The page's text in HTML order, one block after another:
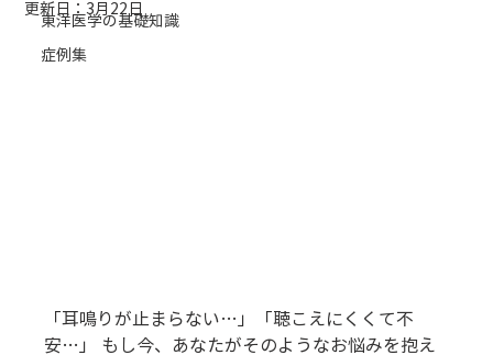
東洋医学の基礎知識
症例集
更新日：3月22日
「耳鳴りが止まらない…」「聴こえにくくて不
安…」 もし今、あなたがそのようなお悩みを抱え